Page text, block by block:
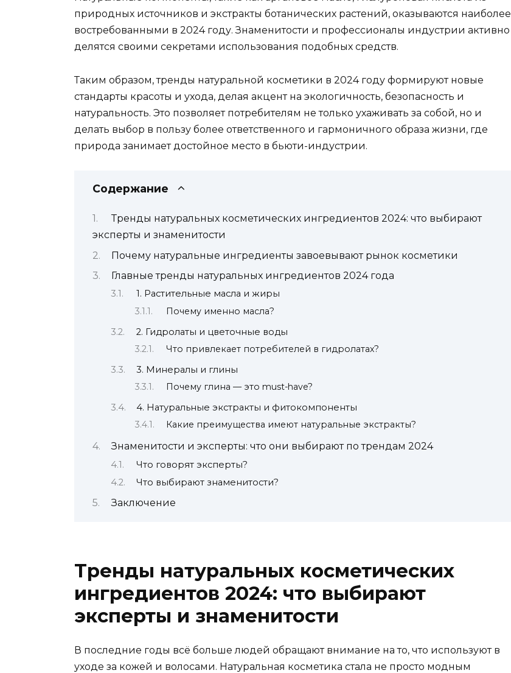
природных источников и экстракты ботанических растений, оказываются наиболее
востребованными в 2024 году. Знаменитости и профессионалы индустрии активно
делятся своими секретами использования подобных средств.
Таким образом, тренды натуральной косметики в 2024 году формируют новые
стандарты красоты и ухода, делая акцент на экологичность, безопасность и
натуральность. Это позволяет потребителям не только ухаживать за собой, но и
делать выбор в пользу более ответственного и гармоничного образа жизни, где
природа занимает достойное место в бьюти-индустрии.
Содержание
Тренды натуральных косметических ингредиентов 2024: что выбирают
эксперты и знаменитости
Почему натуральные ингредиенты завоевывают рынок косметики
Главные тренды натуральных ингредиентов 2024 года
1. Растительные масла и жиры
Почему именно масла?
2. Гидролаты и цветочные воды
Что привлекает потребителей в гидролатах?
3. Минералы и глины
Почему глина — это must-have?
4. Натуральные экстракты и фитокомпоненты
Какие преимущества имеют натуральные экстракты?
Знаменитости и эксперты: что они выбирают по трендам 2024
Что говорят эксперты?
Что выбирают знаменитости?
Заключение
Тренды натуральных косметических
ингредиентов 2024: что выбирают
эксперты и знаменитости
В последние годы всё больше людей обращают внимание на то, что используют в
уходе за кожей и волосами. Натуральная косметика стала не просто модным